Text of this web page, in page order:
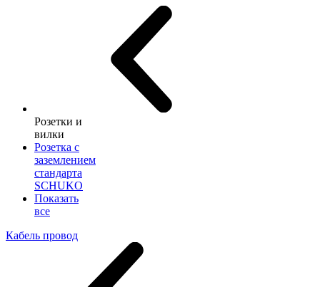
Розетки и
вилки
Розетка с
заземлением
стандарта
SCHUKO
Показать
все
Кабель провод